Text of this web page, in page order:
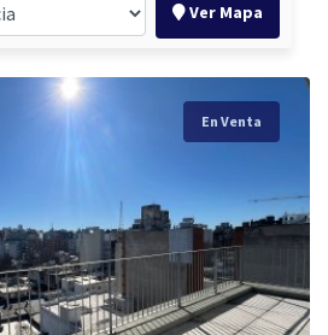
Ver Mapa
En VentaEn Venta
En Venta